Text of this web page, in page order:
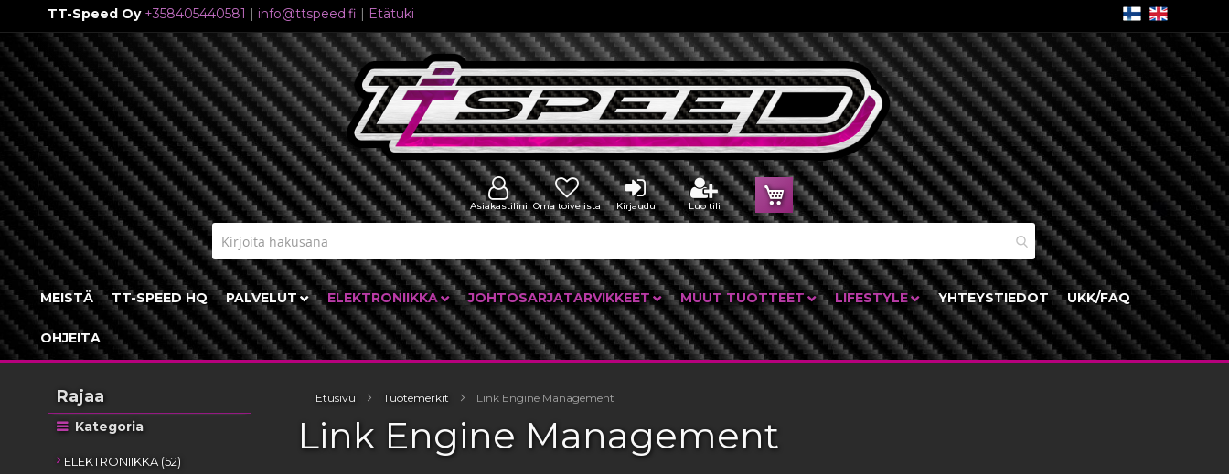
TT-Speed Oy +358405440581 | info@ttspeed.fi | Etätuki
Skip
to
Content
Ostoskori
Asiakastilini Oma toivelista Kirjaudu Luo tili
MEISTÄ TT-SPEED HQ PALVELUT ELEKTRONIIKKA JOHTOSARJATARVIKKEET MUUT TUOTTEET LIFESTYLE YHTEYSTIEDOT UKK/FAQ
OHJEITA
Etusivu Tuotemerkit Link Engine Management
Link Engine Management
Rajaa
Kategoria
ELEKTRONIIKKA 52tuotteet